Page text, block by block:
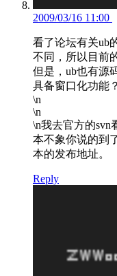
2009/03/16 11:00
看了论坛有关ub
不同，所以目前
但是，ub也有源
具备窗口化功能？
\n
\n
\n我去官方的svn
本不象你说的到
本的发布地址。
Reply